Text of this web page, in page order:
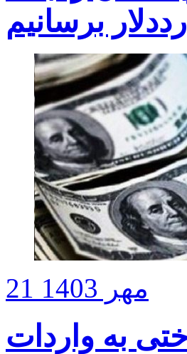
برسانیم
21 مهر 1403
به واردات